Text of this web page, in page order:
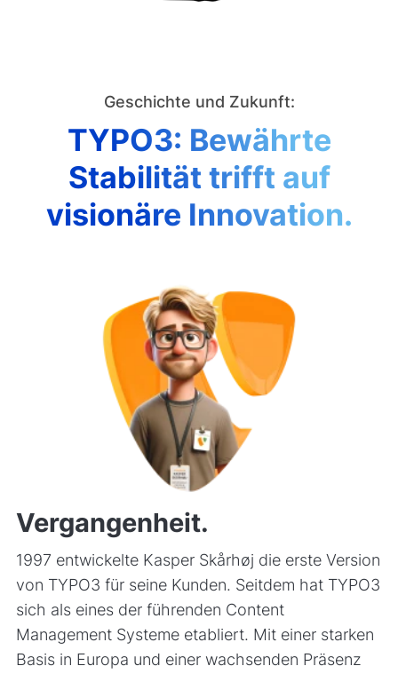
Geschichte und Zukunft:
TYPO3: Bewährte
Stabilität trifft auf
visionäre Innovation.
Vergangenheit.
1997 entwickelte Kasper Skårhøj die erste Version
von TYPO3 für seine Kunden. Seitdem hat TYPO3
sich als eines der führenden Content
Management Systeme etabliert. Mit einer starken
Basis in Europa und einer wachsenden Präsenz